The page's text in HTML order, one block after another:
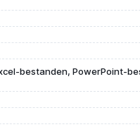
bestanden, PowerPoint-